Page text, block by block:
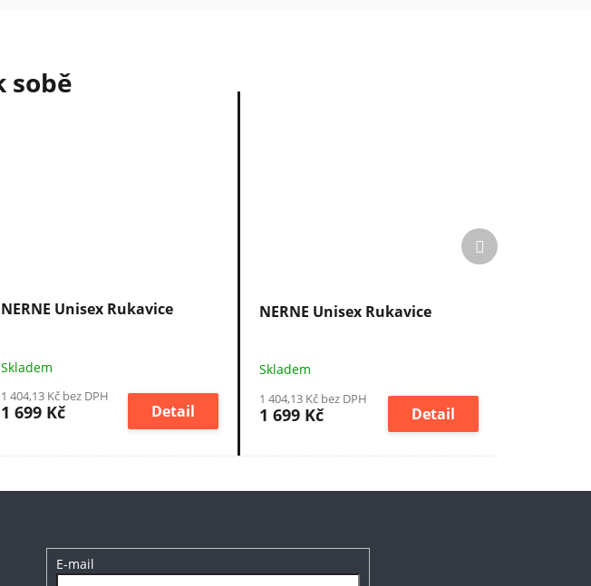
NERNE Unisex Rukavice
Skladem
1 404,13 Kč bez DPH
1 699 Kč Detail
NERNE Unisex Rukavice
Skladem
1 404,13 Kč bez DPH
1 699 Kč Detail
Další
produkt
E-mail